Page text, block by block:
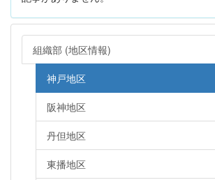
組織部 (地区情報)
神戸地区
阪神地区
丹但地区
東播地区